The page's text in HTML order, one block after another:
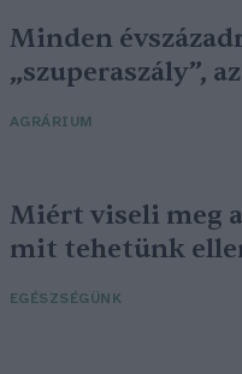
Minden
„szuperaszály”,
AGRÁRIUM
Miért viseli meg
mit tehetünk
EGÉSZSÉGÜNK